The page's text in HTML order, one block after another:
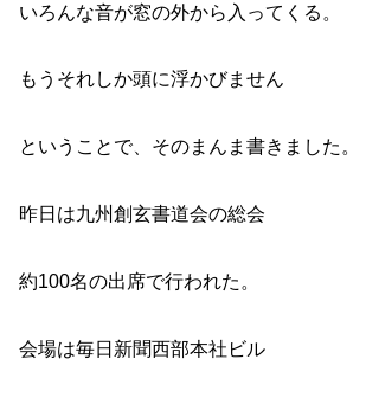
いろんな音が窓の外から入ってくる。
もうそれしか頭に浮かびません
ということで、そのまんま書きました。
昨日は九州創玄書道会の総会
約100名の出席で行われた。
会場は毎日新聞西部本社ビル